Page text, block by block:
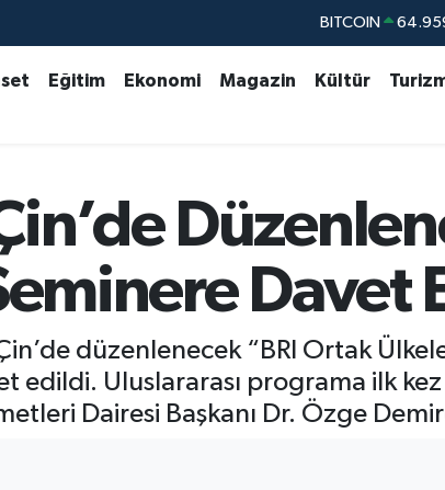
DOLAR
BITCOIN
Eğitim Ekonomi Magazin Kültür
Davet
düzenlenecek “BRI Ortak
edildi. Uluslararası programa ilk
Dairesi Başkanı Dr. Özge